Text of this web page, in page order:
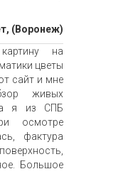
(Воронеж)
на
цветы
сайт и мне
живых
я из СПБ
осмотре
фактура
Большое